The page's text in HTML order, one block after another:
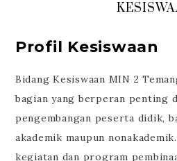
Profil Kesiswaan
Bidang Kesiswaan MIN 2
bagian yang berperan penting
pengembangan peserta didik,
akademik maupun
kegiatan dan program